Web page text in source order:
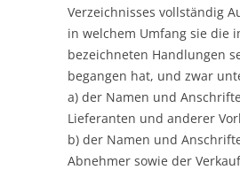
Verzeichnisses vollständig
in welchem Umfang sie die
bezeichneten Handlungen
begangen hat, und zwar
a) der Namen und
Lieferanten und anderer
b) der Namen und
Abnehmer sowie der